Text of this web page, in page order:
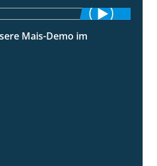
Mais-Demo im